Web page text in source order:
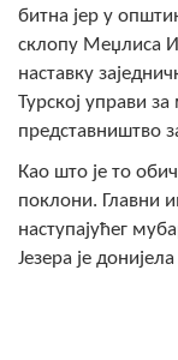
Службени
Вијести
битна јер у
склопу Меџлиса
наставку
Турској управи
представништво
Као што је то
поклони. Главни
наступајућег
Језера је